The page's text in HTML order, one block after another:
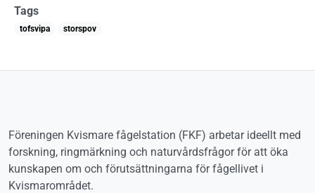
Tags
tofsvipa storspov
Föreningen Kvismare fågelstation (FKF) arbetar ideellt med
forskning, ringmärkning och naturvårdsfrågor för att öka
kunskapen om och förutsättningarna för fågellivet i
Kvismarområdet.